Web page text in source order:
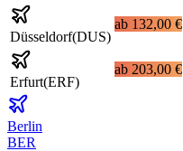
Düsseldorf(DUS)
ab 132,00 €
Erfurt(ERF)
ab 203,00 €
Berlin
BER